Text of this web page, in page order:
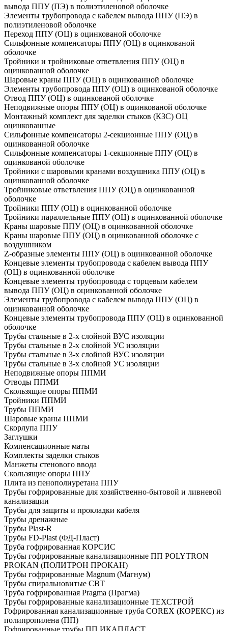
вывода ППУ (ПЭ) в полиэтиленовой оболочке
Элементы трубопровода с кабелем вывода ППУ (ПЭ) в
полиэтиленовой оболочке
Переход ППУ (ОЦ) в оцинкованой оболочке
Сильфонные компенсаторы ППУ (ОЦ) в оцинкованой
оболочке
Тройники и тройниковые ответвления ППУ (ОЦ) в
оцинкованной оболочке
Шаровые краны ППУ (ОЦ) в оцинкованной оболочке
Элементы трубопровода ППУ (ОЦ) в оцинкованой оболочке
Отвод ППУ (ОЦ) в оцинкованой оболочке
Неподвижные опоры ППУ (ОЦ) в оцинкованой оболочке
Монтажный комплект для заделки стыков (КЗС) ОЦ
оцинкованные
Сильфонные компенсаторы 2-секционные ППУ (ОЦ) в
оцинкованной оболочке
Сильфонные компенсаторы 1-секционные ППУ (ОЦ) в
оцинкованой оболочке
Тройники с шаровыми кранами воздушника ППУ (ОЦ) в
оцинкованной оболочке
Тройниковые ответвления ППУ (ОЦ) в оцинкованной
оболочке
Тройники ППУ (ОЦ) в оцинкованной оболочке
Тройники параллельные ППУ (ОЦ) в оцинкованной оболочке
Краны шаровые ППУ (ОЦ) в оцинкованной оболочке
Краны шаровые ППУ (ОЦ) в оцинкованной оболочке с
воздушником
Z-образные элементы ППУ (ОЦ) в оцинкованной оболочке
Концевые элементы трубопровода с кабелем вывода ППУ
(ОЦ) в оцинкованной оболочке
Концевые элементы трубопровода с торцевым кабелем
вывода ППУ (ОЦ) в оцинкованной оболочке
Элементы трубопровода с кабелем вывода ППУ (ОЦ) в
оцинкованной оболочке
Концевые элементы трубопровода ППУ (ОЦ) в оцинкованной
оболочке
Трубы стальные в 2-х слойной ВУС изоляции
Трубы стальные в 2-х слойной УС изоляции
Трубы стальные в 3-х слойной ВУС изоляции
Трубы стальные в 3-х слойной УС изоляции
Неподвижные опоры ППМИ
Отводы ППМИ
Скользящие опоры ППМИ
Тройники ППМИ
Трубы ППМИ
Шаровые краны ППМИ
Скорлупа ППУ
Заглушки
Компенсационные маты
Комплекты заделки стыков
Манжеты стенового ввода
Скользящие опоры ППУ
Плита из пенополиуретана ППУ
Трубы гофрированные для хозяйственно-бытовой и ливневой
канализации
Трубы для защиты и прокладки кабеля
Трубы дренажные
Трубы Plast-R
Трубы FD-Plast (ФД-Пласт)
Труба гофрированная КОРСИС
Трубы гофрированные канализационные ПП POLYTRON
PROKAN (ПОЛИТРОН ПРОКАН)
Трубы гофрированные Magnum (Магнум)
Трубы спиральновитые СВТ
Труба гофрированная Pragma (Прагма)
Трубы гофрированные канализационные ТЕХСТРОЙ
Гофрированная канализационные труба COREX (КОРЕКС) из
полипропилена (ПП)